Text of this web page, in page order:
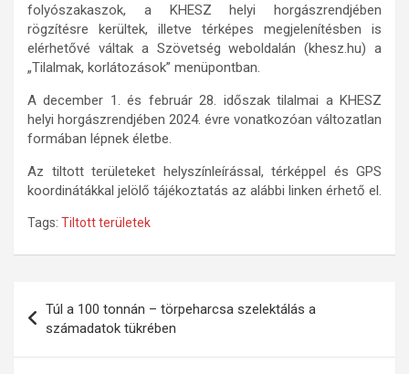
folyószakaszok, a KHESZ helyi horgászrendjében
rögzítésre kerültek, illetve térképes megjelenítésben is
elérhetővé váltak a Szövetség weboldalán (khesz.hu) a
„Tilalmak, korlátozások” menüpontban.
A december 1. és február 28. időszak tilalmai a KHESZ
helyi horgászrendjében 2024. évre vonatkozóan változatlan
formában lépnek életbe.
Az tiltott területeket helyszínleírással, térképpel és GPS
koordinátákkal jelölő tájékoztatás az alábbi linken érhető el.
Tags: Tiltott területek
navigáció
Túl a 100 tonnán – törpeharcsa szelektálás a
számadatok tükrében